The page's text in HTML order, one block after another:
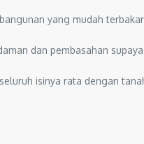
yang mudah
dan pembasahan
isinya rata dengan